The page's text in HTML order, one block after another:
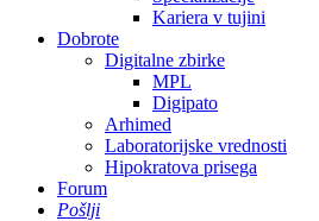
Kariera v tujini
Dobrote
Digitalne zbirke
MPL
Digipato
Arhimed
Laboratorijske vrednosti
Hipokratova prisega
Forum
Pošlji